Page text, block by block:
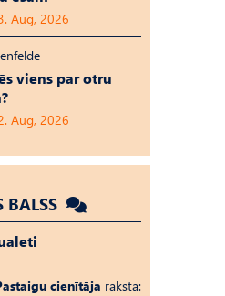
Aug, 2026
viens par otru
Aug, 2026
BALSS
cienītāja raksta: